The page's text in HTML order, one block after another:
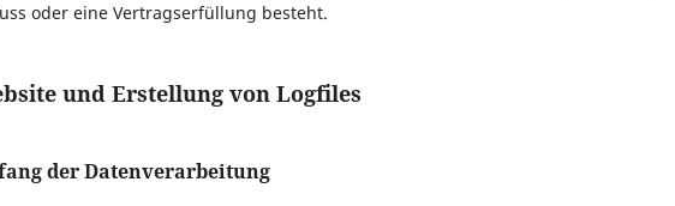
oder eine Vertragserfüllung besteht.
und Erstellung von Logfiles
der Datenverarbeitung